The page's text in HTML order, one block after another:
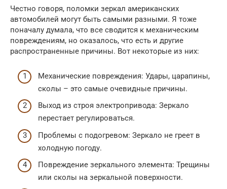
Честно говоря, поломки зеркал американских
автомобилей могут быть самыми разными. Я тоже
поначалу думала, что все сводится к механическим
повреждениям, но оказалось, что есть и другие
распространенные причины. Вот некоторые из них:
Механические повреждения: Удары, царапины,
сколы – это самые очевидные причины.
Выход из строя электропривода: Зеркало
перестает регулироваться.
Проблемы с подогревом: Зеркало не греет в
холодную погоду.
Повреждение зеркального элемента: Трещины
или сколы на зеркальной поверхности.